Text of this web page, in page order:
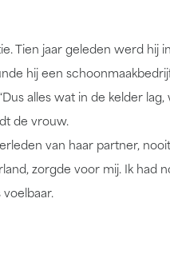
Tien jaar geleden werd hij
hij een
alles wat in de kelder lag,
de vrouw.
van haar partner,
zorgde voor mij. Ik had